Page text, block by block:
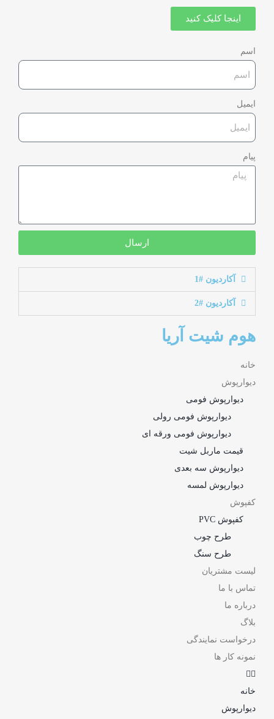
اینجا کلیک کنید
اسم
ایمیل
پیام
ارسال
آکاردیون #1
آکاردیون #2
هوم شیت آریا
خانه
دیوارپوش
دیوارپوش فومی
دیوارپوش فومی رولی
دیوارپوش فومی ورقه ای
قیمت ماربل شیت
دیوارپوش سه بعدی
دیوارپوش لمسه
کفپوش
کفپوش PVC
طرح چوب
طرح سنگ
لیست مشتریان
تماس با ما
درباره ما
بلاگ
درخواست نمایندگی
نمونه کار ها
خانه
دیوارپوش